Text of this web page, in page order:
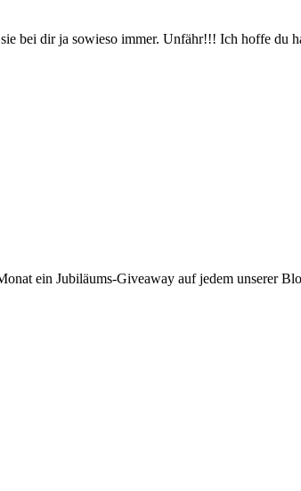
bei dir ja sowieso immer. Unfähr!!! Ich hoffe
ein Jubiläums-Giveaway auf jedem unserer